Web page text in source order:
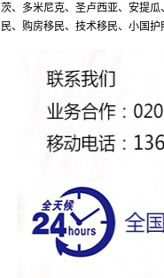
茨、多米尼克、圣卢西亚、安提
民、购房移民、技术移民、小国